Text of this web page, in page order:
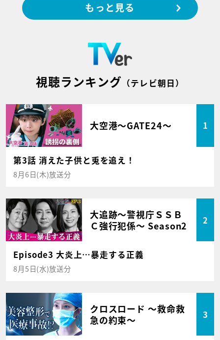
もっと見る
視聴ランキング （テレビ朝日）
大空港～GATE24～ 1
第3話 消えた子供と兎を追え！
8月6日(木)放送分
大追跡～警視庁ＳＳＢ
Ｃ強行犯係～ Season2
2
Episode3 大炎上…暴走する正義
8月5日(水)放送分
クロスロード ～救命救
急の約束～
3